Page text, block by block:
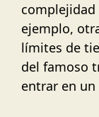
complejidad
ejemplo,
límites de
del famoso
entrar en